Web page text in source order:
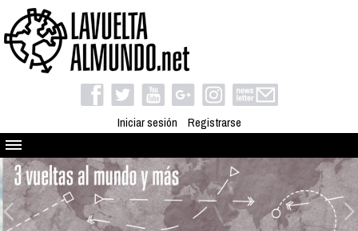
Iniciar sesión Registrarse
Quienes somos
El proyecto
Blog